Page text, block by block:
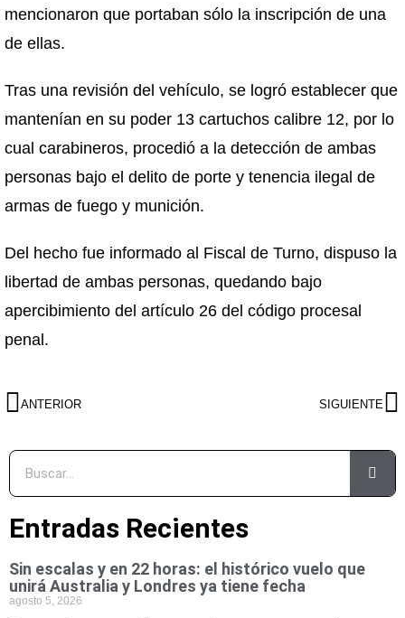
mencionaron que portaban sólo la inscripción de una
de ellas.
Tras una revisión del vehículo, se logró establecer que
mantenían en su poder 13 cartuchos calibre 12, por lo
cual carabineros, procedió a la detección de ambas
personas bajo el delito de porte y tenencia ilegal de
armas de fuego y munición.
Del hecho fue informado al Fiscal de Turno, dispuso la
libertad de ambas personas, quedando bajo
apercibimiento del artículo 26 del código procesal
penal.
ANTERIOR SIGUIENTE
Entradas Recientes
Sin escalas y en 22 horas: el histórico vuelo que
unirá Australia y Londres ya tiene fecha
agosto 5, 2026